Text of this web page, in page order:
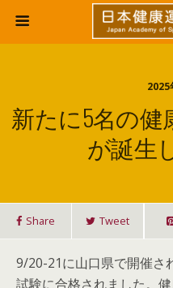
2025
新たに5名の
が誕生
Share Tweet
9/20-21に山口県で開催さ
試験に合格されました。